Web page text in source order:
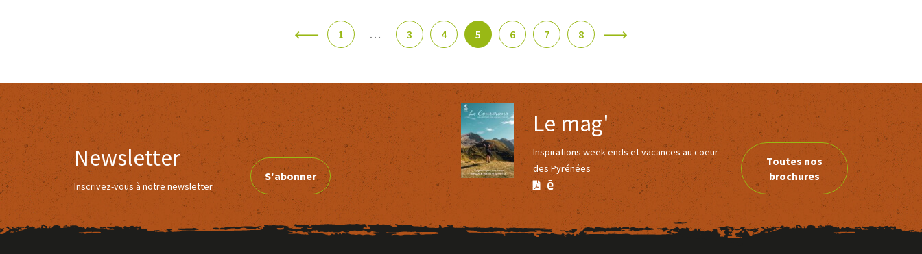
1 … 3 4 5 6 7 8
Newsletter
Inscrivez-vous à notre newsletter
S'abonner
Le mag'
Inspirations week ends et vacances au coeur
des Pyrénées
Version
PDF
Version
Calaméo
Toutes nos
brochures